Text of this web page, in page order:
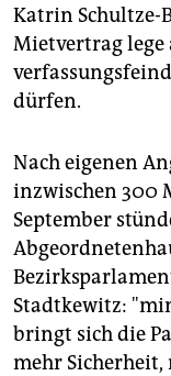
Katrin Schultze-
Mietvertrag lege
dürfen.
Nach eigenen
inzwischen 300
September
Stadtkewitz:
bringt sich die
mehr Sicherheit,